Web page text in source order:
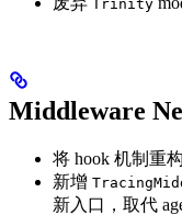
Trinity
Middleware
将 hook 机制重
新增
新入口，取代